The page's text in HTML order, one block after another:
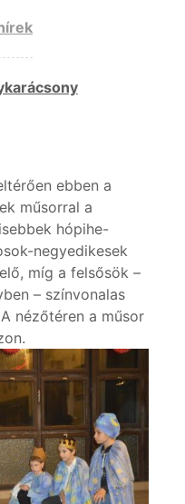
ebben a
műsorral a
hópihe-
negyedikesek
míg a felsősök –
– színvonalas
nézőtéren a műsor